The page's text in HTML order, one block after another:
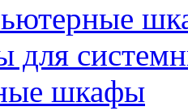
для
шкафы